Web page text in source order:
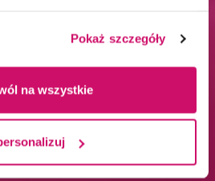
Pokaż szczegóły
na wszystkie